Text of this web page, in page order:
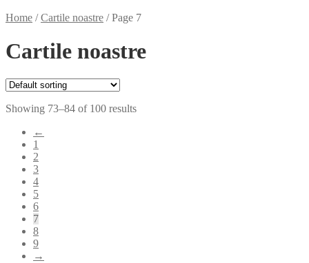
Home /Cartile noastre /Page 7
Cartile noastre
Showing 73–84 of 100 results
←
1
2
3
4
5
6
7
8
9
→